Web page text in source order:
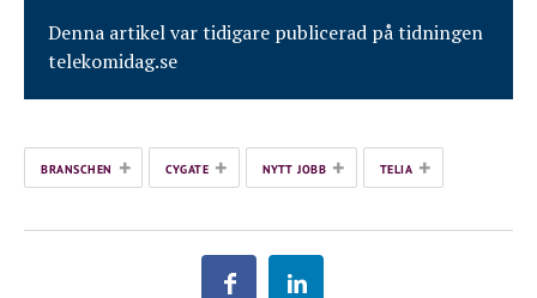
Denna artikel var tidigare publicerad på tidningen
telekomidag.se
BRANSCHEN + CYGATE + NYTT JOBB + TELIA +